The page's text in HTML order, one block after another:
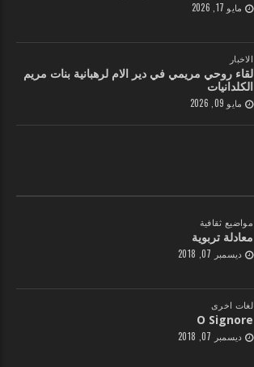
مايو 17, 2026
الاخبار
لقاء روحي مريمي في دير الام لرهبانية بنات مريم
الكلدانيات
مايو 09, 2026
مواضيع ثقافية
معادلة تربوية
ديسمبر 07, 2018
لغات اخرى
O Signore
ديسمبر 07, 2018